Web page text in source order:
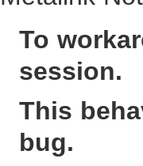
To
session.
This
bug.